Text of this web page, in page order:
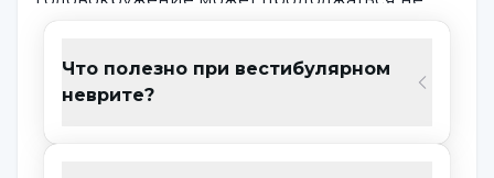
один день. Иногда оно может длиться
неделями или месяцами. Выздоровление
не происходит быстро. Со временем
приступы ослабевают, но ощущение
Что полезно при вестибулярном
неврите?